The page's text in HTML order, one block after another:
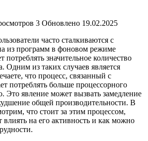
3 Обновлено 19.02.2025
часто сталкиваются с
из программ в фоновом режиме
потреблять значительное количество
Одним из таких случаев является
что процесс, связанный с
потреблять больше процессорного
Это явление может вызвать замедление
общей производительности. В
что стоит за этим процессом,
влиять на его активность и как можно